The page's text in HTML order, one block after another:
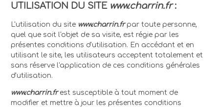
UTILISATION DU SITE www.charrin.fr:
L'utilisation du site www.charrin.frpar toute personne,
quel que soit l'objet de sa visite, est régie par les
présentes conditions d'utilisation. En accédant et en
utilisant le site, les utilisateurs acceptent totalement et
sans réserve l'application de ces conditions générales
d'utilisation.
www.charrin.frest susceptible à tout moment de
modifier et mettre à jour les présentes conditions